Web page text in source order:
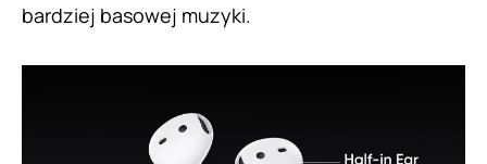
bardziej basowej muzyki.